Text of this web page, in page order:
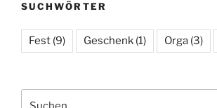
SUCHWÖRTER
Fest (9) Geschenk (1) Orga (3)